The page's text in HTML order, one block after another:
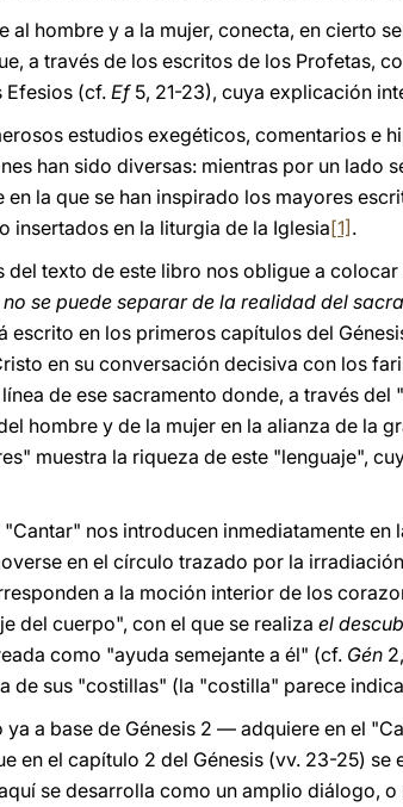
al hombre y a la mujer, conecta, en cierto
a través de los escritos de los Profetas,
Efesios (cf.Ef 5, 21-23), cuya explicación
estudios exegéticos, comentarios e
han sido diversas: mientras por un lado
la que se han inspirado los mayores
insertados en la liturgia de la Iglesia[1] .
del texto de este libro nos obligue a
no se puede separar de la realidad del
escrito en los primeros capítulos del
en su conversación decisiva con los
de ese sacramento donde, a través
hombre y de la mujer en la alianza de la
muestra la riqueza de este "lenguaje",
"Cantar" nos introducen inmediatamente
en el círculo trazado por la
a la moción interior de los
del cuerpo", con el que se realiza el
como "ayuda semejante a él" (cf. Gén
de sus "costillas" (la "costilla" parece
a base de Génesis 2 — adquiere en el
en el capítulo 2 del Génesis (vv. 23-25) se
se desarrolla como un amplio diálogo,